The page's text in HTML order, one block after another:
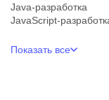
Java-разработка
JavaScript-
Показать все